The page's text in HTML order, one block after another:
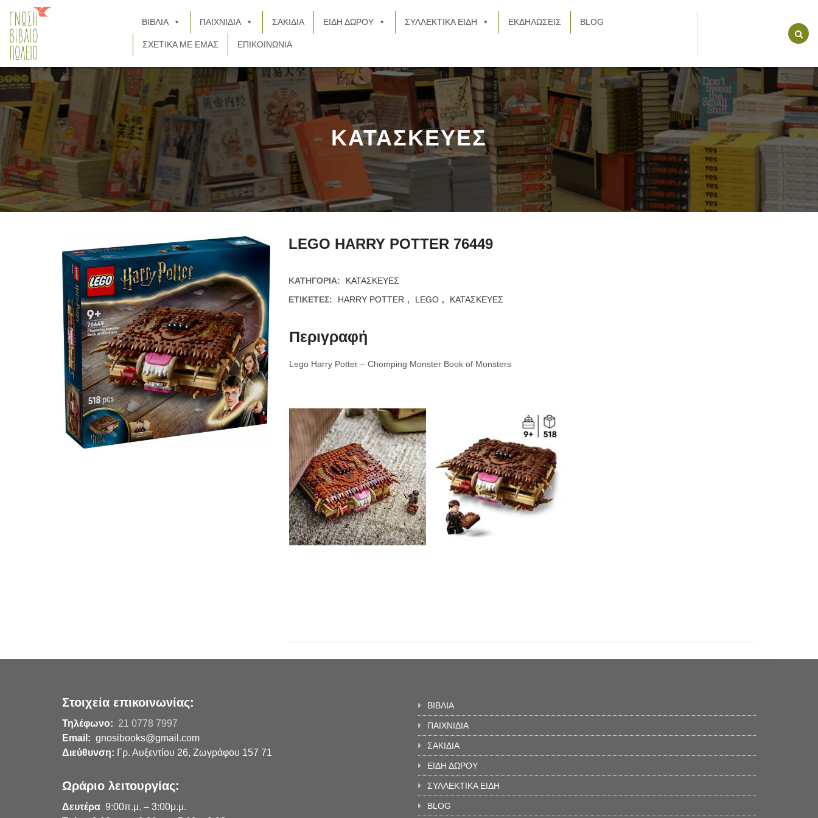
ΒΙΒΛΙΑ ΠΑΙΧΝΙΔΙΑ ΣΑΚΙΔΙΑ ΕΙΔΗ ΔΩΡΟΥ ΣΥΛΛΕΚΤΙΚΑ ΕΙΔΗ ΕΚΔΗΛΩΣΕΙΣ BLOG
ΣΧΕΤΙΚΑ ΜΕ ΕΜΑΣ ΕΠΙΚΟΙΝΩΝΙΑ
ΚΑΤΑΣΚΕΥΕΣ
LEGO HARRY POTTER 76449
ΚΑΤΗΓΟΡΊΑ:
ΚΑΤΑΣΚΕΥΕΣ
ΕΤΙΚΈΤΕΣ:
HARRY POTTER , LEGO , ΚΑΤΑΣΚΕΥΕΣ
Περιγραφή
Lego Harry Potter – Chomping Monster Book of Monsters
Στοιχεία επικοινωνίας:
Τηλέφωνο: 21 0778 7997
Email: gnosibooks@gmail.com
Διεύθυνση: Γρ. Αυξεντίου 26, Ζωγράφου 157 71
Ωράριο λειτουργίας:
Δευτέρα 9:00π.μ. – 3:00μ.μ.
ΒΙΒΛΙΑ
ΠΑΙΧΝΙΔΙΑ
ΣΑΚΙΔΙΑ
ΕΙΔΗ ΔΩΡΟΥ
ΣΥΛΛΕΚΤΙΚΑ ΕΙΔΗ
BLOG